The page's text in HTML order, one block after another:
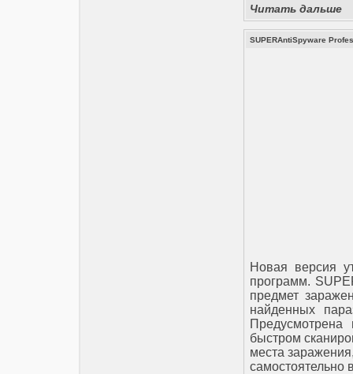
Читать дальше
SUPERAntiSpyware
Новая версия
программ.
предмет
найденных
Предусмотрена
быстром
места
самостоятельно